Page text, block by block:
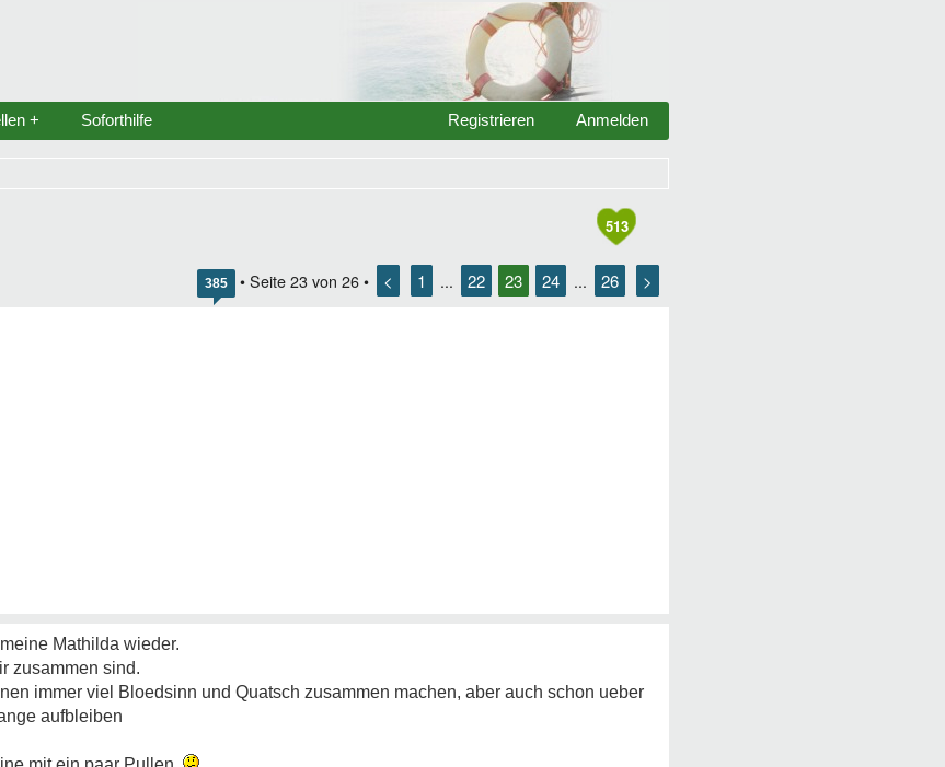
+ Soforthilfe Anmelden
Registrieren
513
385 • Seite 23 von 26 • < 1 ... 22 23 24 ... 26 >
Mathilda wieder.
zusammen sind.
immer viel Bloedsinn und Quatsch zusammen machen, aber auch schon ueber
aufbleiben